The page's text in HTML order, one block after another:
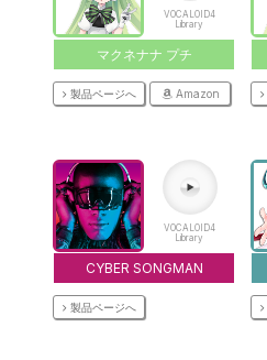
VOCALOID4
Library
マクネナナ プチ
製品ページへ Amazon
VOCALOID4
Library
CYBER SONGMAN
製品ページへ